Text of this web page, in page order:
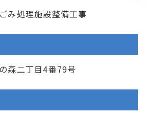
み処理施設整備工事
森二丁目4番79号